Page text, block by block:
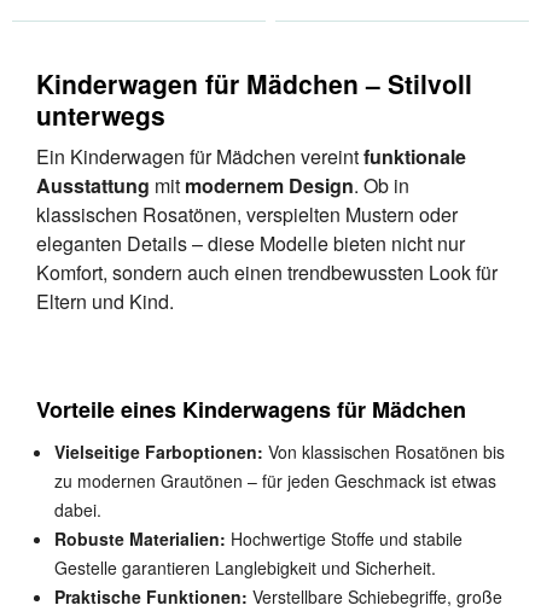
Kinderwagen für Mädchen – Stilvoll
unterwegs
Ein Kinderwagen für Mädchen vereintfunktionale
Ausstattung mit modernem Design. Ob in
klassischen Rosatönen, verspielten Mustern oder
eleganten Details – diese Modelle bieten nicht nur
Komfort, sondern auch einen trendbewussten Look für
Eltern und Kind.
Vorteile eines Kinderwagens für Mädchen
Vielseitige Farboptionen: Von klassischen Rosatönen bis
zu modernen Grautönen – für jeden Geschmack ist etwas
dabei.
Robuste Materialien: Hochwertige Stoffe und stabile
Gestelle garantieren Langlebigkeit und Sicherheit.
Praktische Funktionen: Verstellbare Schiebegriffe, große